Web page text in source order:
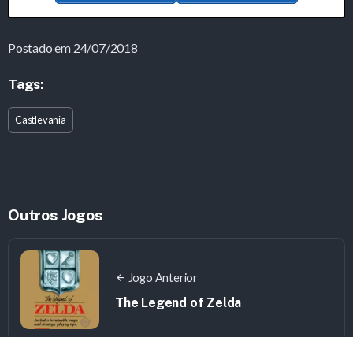
Postado em 24/07/2018
Tags:
Castlevania
Outros Jogos
Jogo Anterior
The Legend of Zelda